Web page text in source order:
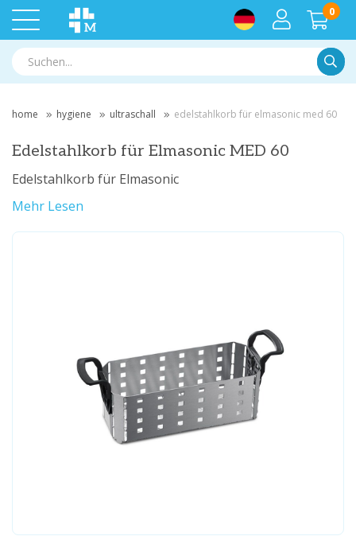
0
home hygiene ultraschall edelstahlkorb für elmasonic med 60
Edelstahlkorb für Elmasonic MED 60
Edelstahlkorb für Elmasonic
Mehr Lesen